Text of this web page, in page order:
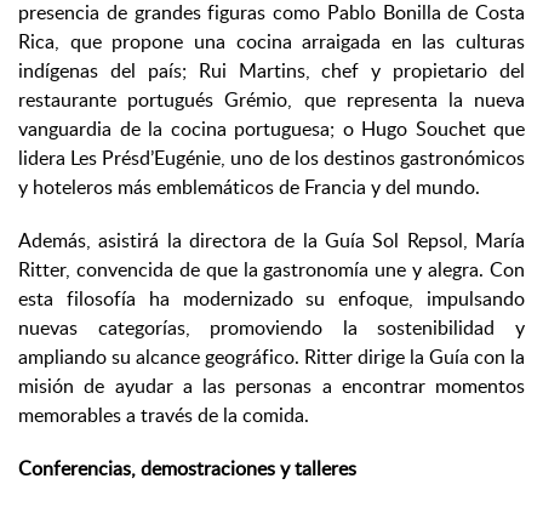
presencia de grandes figuras como Pablo Bonilla de Costa
Rica, que propone una cocina arraigada en las culturas
indígenas del país; Rui Martins, chef y propietario del
restaurante portugués Grémio, que representa la nueva
vanguardia de la cocina portuguesa; o Hugo Souchet que
lidera Les Présd’Eugénie, uno de los destinos gastronómicos
y hoteleros más emblemáticos de Francia y del mundo.
Además, asistirá la directora de la Guía Sol Repsol, María
Ritter, convencida de que la gastronomía une y alegra. Con
esta filosofía ha modernizado su enfoque, impulsando
nuevas categorías, promoviendo la sostenibilidad y
ampliando su alcance geográfico. Ritter dirige la Guía con la
misión de ayudar a las personas a encontrar momentos
memorables a través de la comida.
Conferencias, demostraciones y talleres